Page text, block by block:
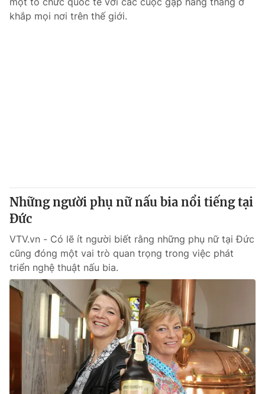
khắp mọi nơi trên thế giới.
Những người phụ nữ nấu bia nổi tiếng tại
Đức
VTV.vn - Có lẽ ít người biết rằng những phụ nữ tại Đức
cũng đóng một vai trò quan trọng trong việc phát
triển nghệ thuật nấu bia.